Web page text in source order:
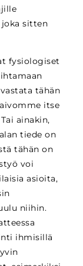
joka sitten
fysiologiset
tähän
itse
ainakin,
tiede on
tähän on
voi
asioita,
niihin.
ihmisillä